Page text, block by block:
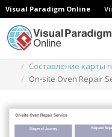
Visual Paradigm Online
Составление карты
On-site Oven Repair